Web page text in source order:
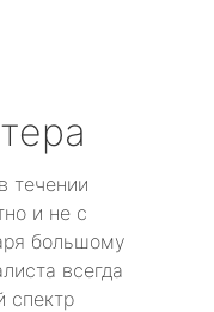
течении
и не с
большому
всегда
спектр